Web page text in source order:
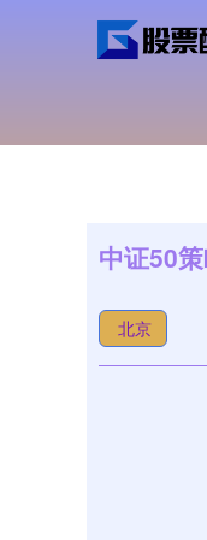
中证50
北京